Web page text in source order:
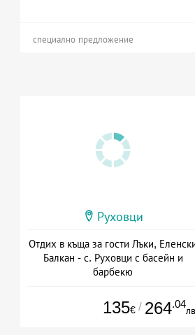
специално предложение
Руховци
Отдих в къща за гости Лъки,
Балкан - с. Руховци с басейн и
барбекю
135€ / 264.04
лв.